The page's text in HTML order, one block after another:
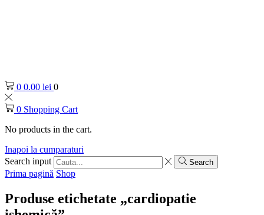
0 0.00 lei 0
0 Shopping Cart
No products in the cart.
Inapoi la cumparaturi
Search input
Search
Prima pagină Shop
Produse etichetate „cardiopatie